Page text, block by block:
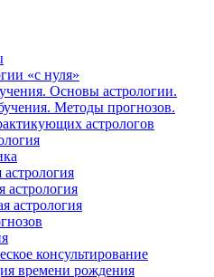
«с нуля»
Основы астрологии.
Методы прогнозов.
астрологов
астрология
астрология
астрология
консультирование
времени рождения